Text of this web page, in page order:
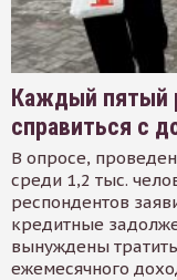
Каждый пятый
справиться с
В опросе,
среди 1,2 тыс.
респондентов
кредитные
вынуждены
ежемесячного